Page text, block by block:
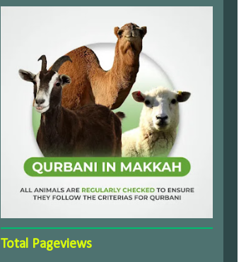
Total Pageviews